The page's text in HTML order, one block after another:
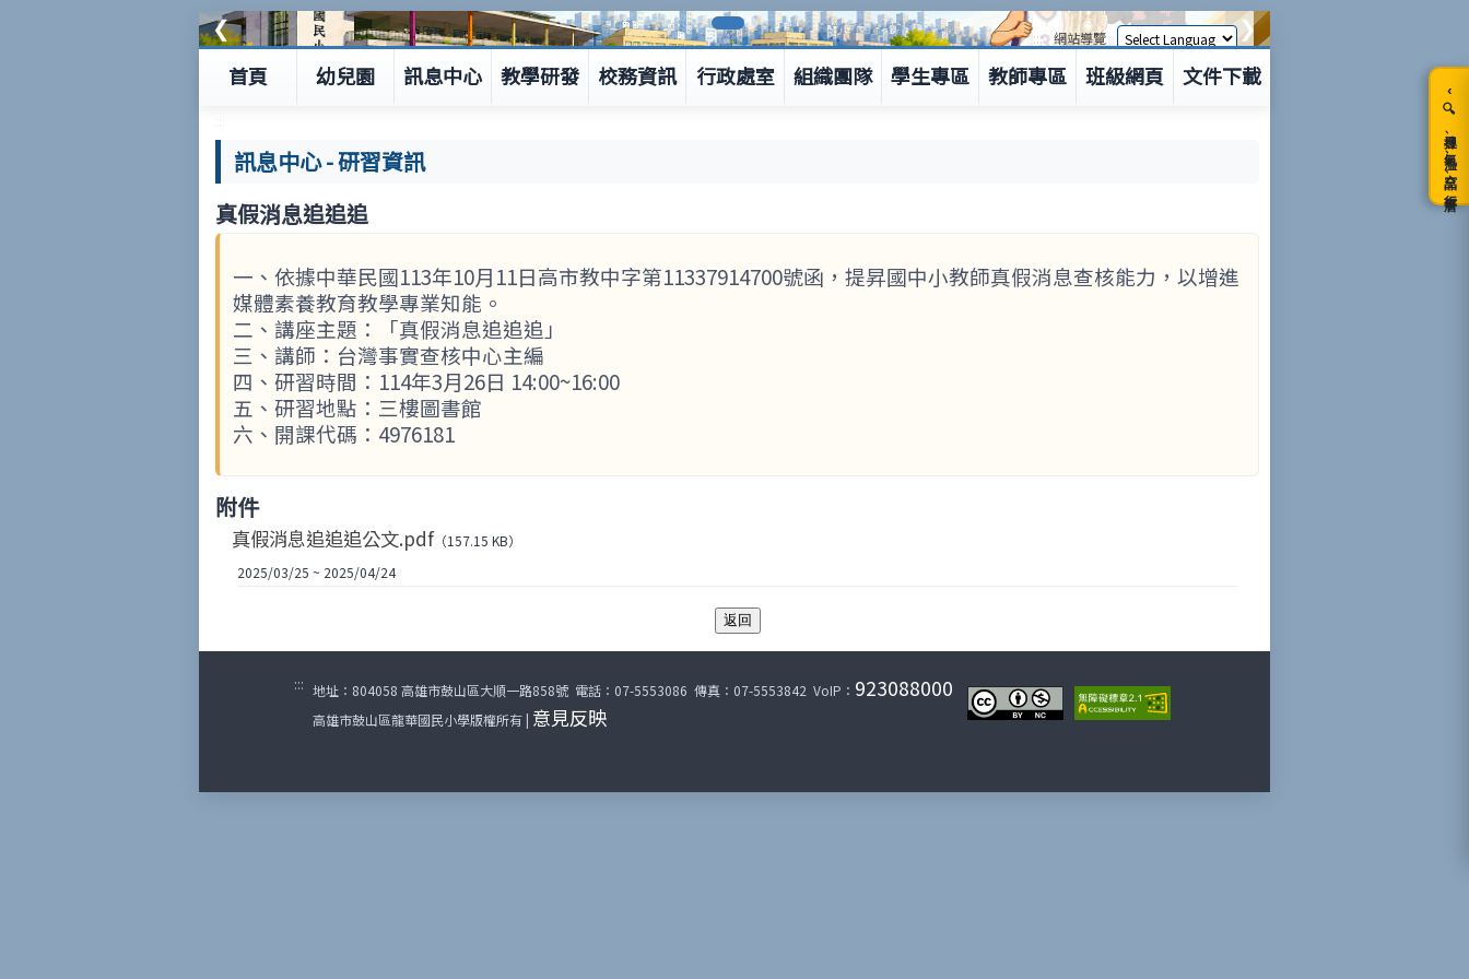
❮ ❯
::: 網站導覽
首頁 幼兒園 訊息中心 教學研發 校務資訊 行政處室 組織團隊 學生專區 教師專區 班級網頁 文件下載
訊息中心-研習資訊
真假消息追追追
一、依據中華民國113年10月11日高市教中字第11337914700號函，提昇國中小教師真假消息查核能力，以增進
媒體素養教育教學專業知能。
二、講座主題：「真假消息追追追」
三、講師：台灣事實查核中心主編
四、研習時間：114年3月26日 14:00~16:00
五、研習地點：三樓圖書館
六、開課代碼：4976181
附件
真假消息追追追公文.pdf （157.15 KB）
2025/03/25 ~ 2025/04/24
返回
::: 地址：804058 高雄市鼓山區大順一路858號 電話：07-5553086 傳真：07-5553842 VoIP： 923088000
高雄市鼓山區龍華國民小學版權所有 | 意見反映
‹
🔍搜尋、氣溫、空品、行事曆